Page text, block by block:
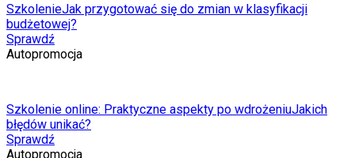
SzkolenieJak przygotować się do zmian w klasyfikacji
budżetowej?
Sprawdź
Autopromocja
Szkolenie online: Praktyczne aspekty po wdrożeniuJakich
błędów unikać?
Sprawdź
Autopromocja